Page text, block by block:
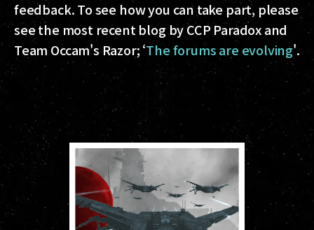
feedback. To see how you can take part, please
see the most recent blog by CCP Paradox and
Team Occam's Razor; ‘The forums are evolving'.